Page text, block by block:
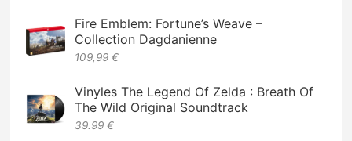
Fire Emblem: Fortune’s Weave –
Collection Dagdanienne
109,99 €
Vinyles The Legend Of Zelda : Breath Of
The Wild Original Soundtrack
39.99 €